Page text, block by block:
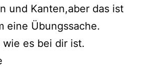
und Kanten,aber das ist
eine Übungssache.
es bei dir ist.